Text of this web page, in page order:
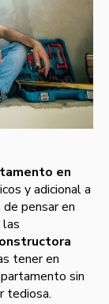
en
y adicional a
pensar en
las
tener en
sin
tediosa.